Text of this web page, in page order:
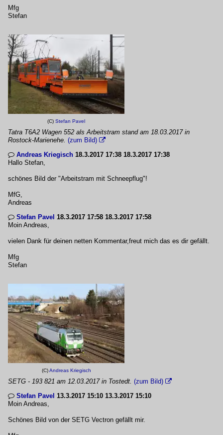
Mfg
Stefan
(C) Stefan Pavel
Tatra T6A2 Wagen 552 als Arbeitstram stand am 18.03.2017 in
Rostock-Marienehe. (zum Bild) 
 Andreas Kriegisch 18.3.2017 17:38 18.3.2017 17:38
Hallo Stefan,
schönes Bild der "Arbeitstram mit Schneepflug"!
MfG,
Andreas
 Stefan Pavel 18.3.2017 17:58 18.3.2017 17:58
Moin Andreas,
vielen Dank für deinen netten Kommentar,freut mich das es dir gefällt.
Mfg
Stefan
(C)Andreas Kriegisch
SETG - 193 821 am 12.03.2017 in Tostedt. (zum Bild) 
 Stefan Pavel 13.3.2017 15:10 13.3.2017 15:10
Moin Andreas,
Schönes Bild von der SETG Vectron gefällt mir.